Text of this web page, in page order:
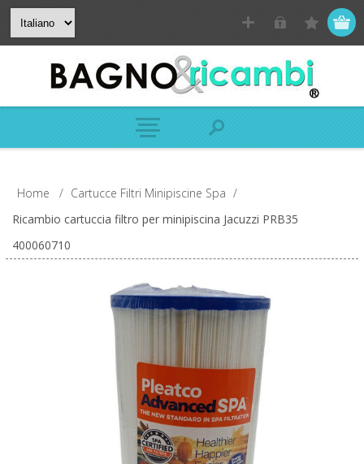
Home / Cartucce Filtri Minipiscine Spa /
Ricambio cartuccia filtro per minipiscina Jacuzzi PRB35
400060710